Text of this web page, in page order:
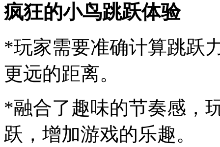
疯狂的小鸟跳跃体验
*玩家需要准确计算跳跃
更远的距离。
*融合了趣味的节奏感，
跃，增加游戏的乐趣。